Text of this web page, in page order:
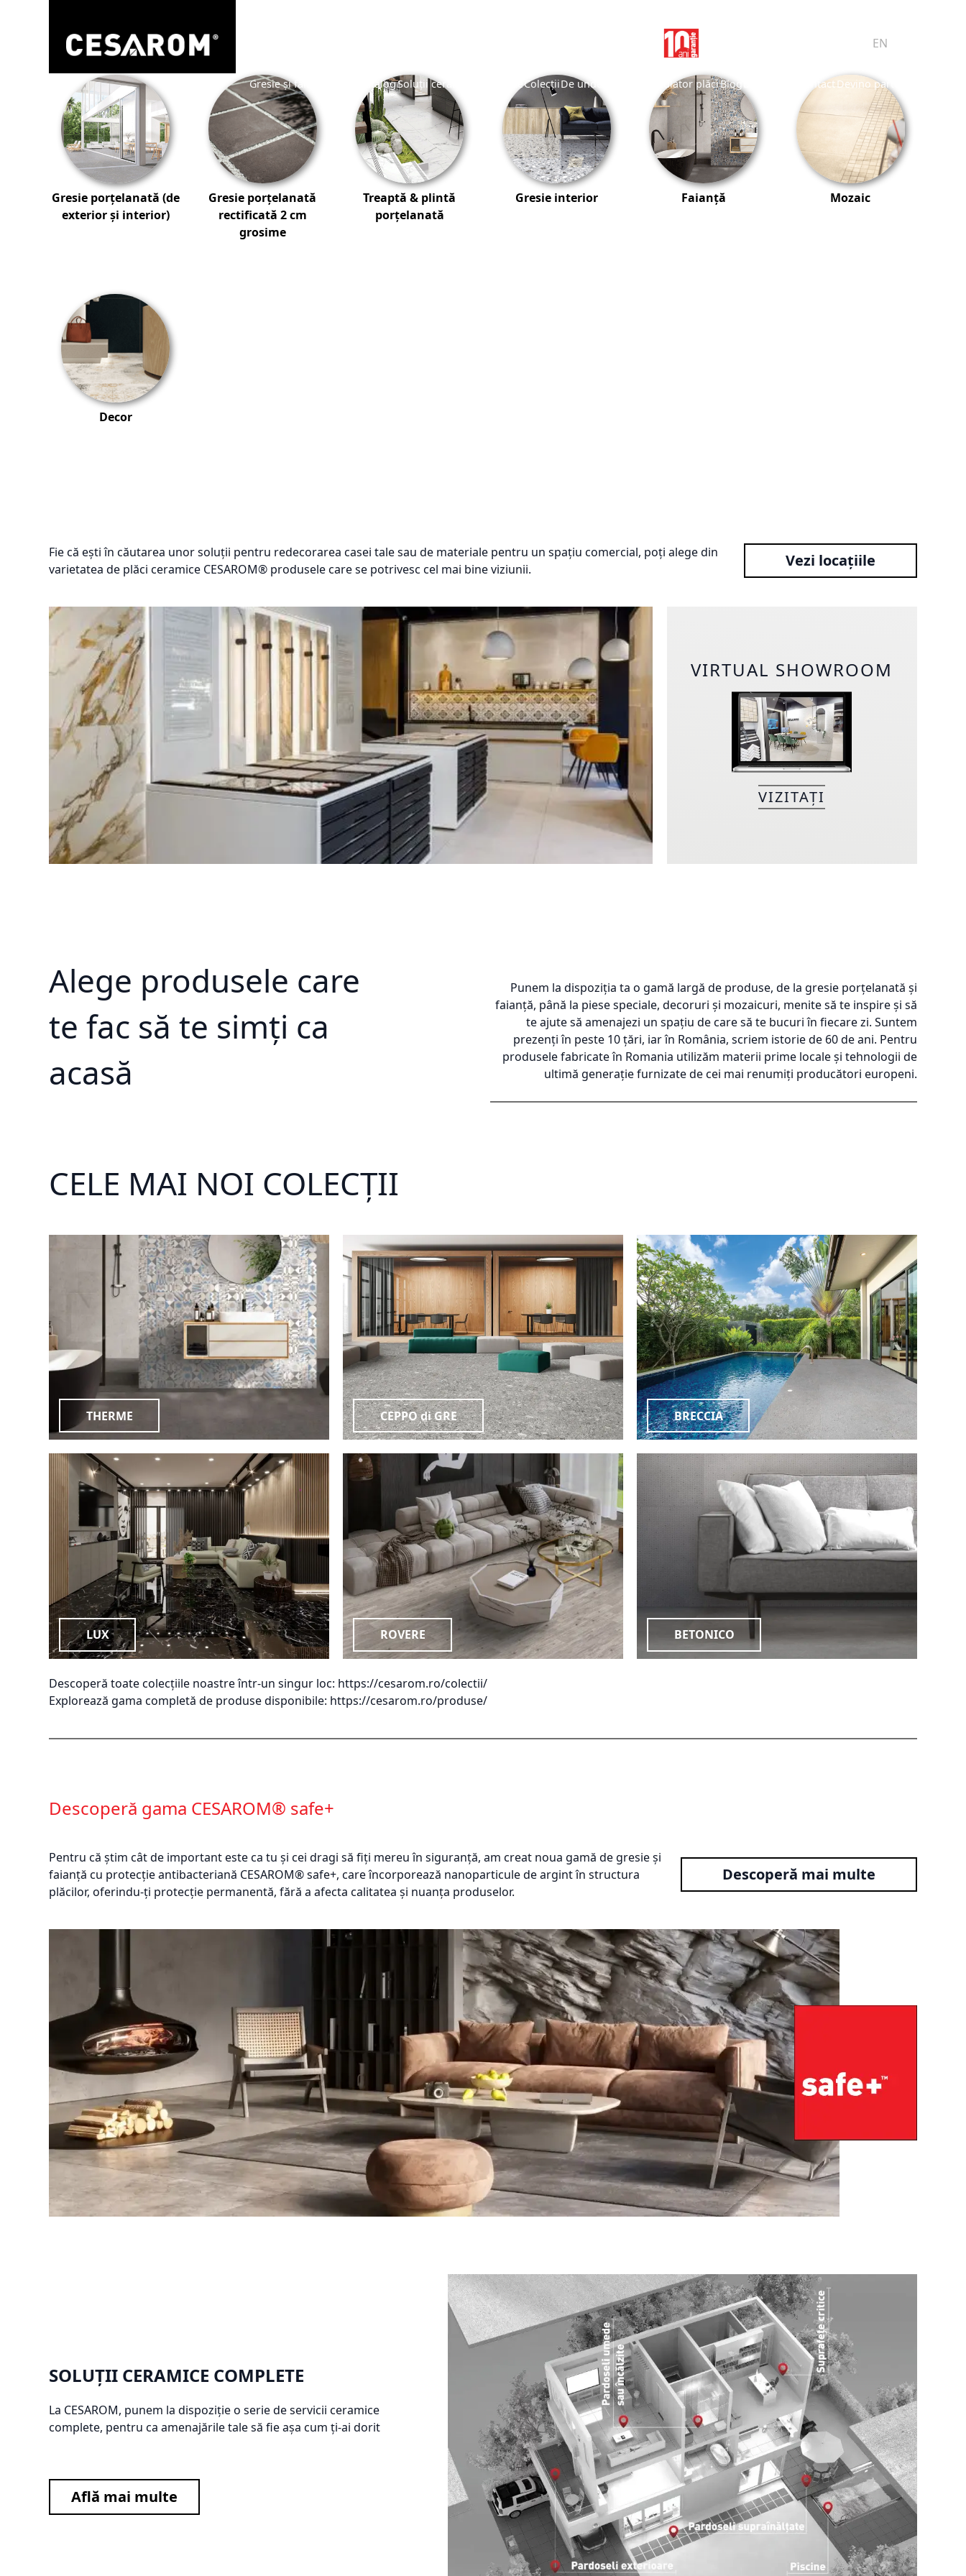
EN
Gresie și faianță CatalogSoluții ceramice completeColecțiiDe unde cumpăr Calculator plăciBlog Contact Devino partener
Categorii de produse CESAROM®
Gresie porțelanată (de
exterior și interior)
Gresie porțelanată
rectificată 2 cm
grosime
Treaptă & plintă
porțelanată
Gresie interior Faianță Mozaic
Decor
Fie că ești în căutarea unor soluții pentru redecorarea casei tale sau de materiale pentru un spațiu comercial, poți alege din
varietatea de plăci ceramice CESAROM® produsele care se potrivesc cel mai bine viziunii.
Vezi locațiile
VIRTUAL SHOWROOM
VIZITAȚI
Alege produsele care
te fac să te simți ca
acasă
Punem la dispoziția ta o gamă largă de produse, de la gresie porțelanată și
faianță, până la piese speciale, decoruri și mozaicuri, menite să te inspire și să
te ajute să amenajezi un spațiu de care să te bucuri în fiecare zi. Suntem
prezenți în peste 10 țări, iar în România, scriem istorie de 60 de ani. Pentru
produsele fabricate în Romania utilizăm materii prime locale și tehnologii de
ultimă generație furnizate de cei mai renumiți producători europeni.
CELE MAI NOI COLECȚII
THERME CEPPO di GRE BRECCIA
LUX ROVERE BETONICO
Descoperă toate colecțiile noastre într-un singur loc: https://cesarom.ro/colectii/
Explorează gama completă de produse disponibile: https://cesarom.ro/produse/
Descoperă gama CESAROM® safe+
Pentru că știm cât de important este ca tu și cei dragi să fiți mereu în siguranță, am creat noua gamă de gresie și
faianță cu protecție antibacteriană CESAROM® safe+, care încorporează nanoparticule de argint în structura
plăcilor, oferindu-ți protecție permanentă, fără a afecta calitatea și nuanța produselor.
Descoperă mai multe
SOLUȚII CERAMICE COMPLETE
La CESAROM, punem la dispoziție o serie de servicii ceramice
complete, pentru ca amenajările tale să fie așa cum ți-ai dorit
Află mai multe